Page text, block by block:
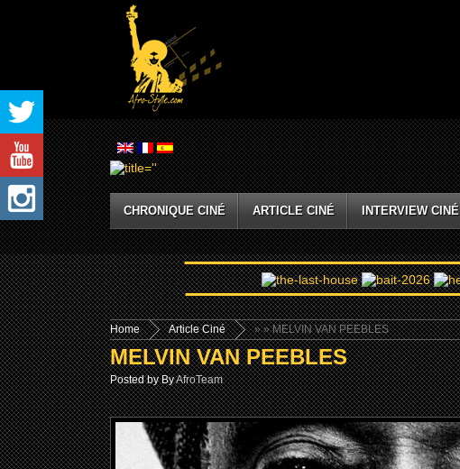
CHRONIQUE CINÉ ARTICLE CINÉ INTERVIEW CINÉ
Home »
Article Ciné » MELVIN VAN PEEBLES
MELVIN VAN PEEBLES
Posted by ByAfroTeam